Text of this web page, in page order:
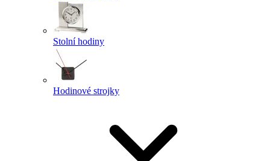
Stolní hodiny
Hodinové strojky